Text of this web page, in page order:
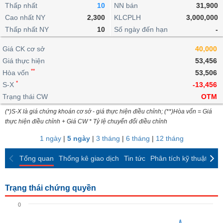
lỗ
dịch
nội
Niên
giám
Tài
liệu
cổ
Định
giá
ngoài
doanh
Top
cổ
phiếu
ngành
giao
dịch
dịch
Chứng
quyền
quan
Thống
giao
dịch
Thống
giao
dịch
Tin
tức
Phân
tích
kỹ
thuật
trực
tuyến
Bộ
lọc
cổ
So
sánh
Báo
cáo
Vĩ
mô
lai
Chứng
quyền
Trái
phiếu
IR
Awards
tạo
Dịch
vụ
Thấp nhất
10
Cao nhất NY
2,300
Thấp nhất NY
10
NN bán
31,900
KLCPLH
3,000,000
Số ngày đến hạn
-
Giá CK cơ sở
40,000
Giá thực hiện
53,456
Hòa vốn **
53,506
S-X *
-13,456
Trạng thái CW
OTM
(*)S-X là giá chứng khoán cơ sở - giá thực hiện điều chỉnh; (**)Hòa vốn = Giá
thực hiện điều chỉnh + Giá CW * Tỷ lệ chuyển đổi điều chỉnh
1 ngày| 5 ngày| 3 tháng | 6 tháng | 12 tháng
Tổng quan Thống kê giao dịch Tin tức Phân tích kỹ thuật
Trạng thái chứng quyền
0
BẤT
ĐỘNG
SẢN
TÀI
CHÍNH
HÀNG
KINH